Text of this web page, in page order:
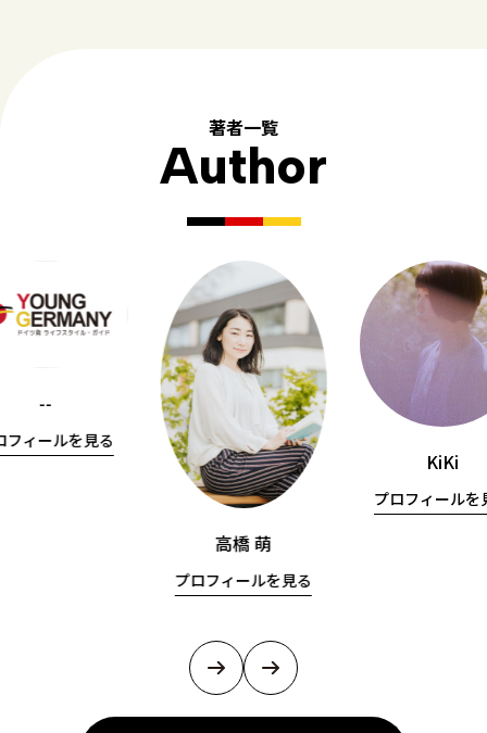
著者一覧
Author
--
フィールを見る
高橋 萌
プロフィールを見る
KiKi
プロフィールを